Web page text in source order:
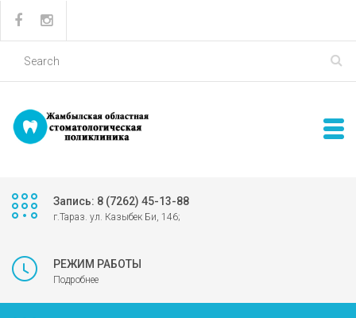
Запись: 8 (7262) 45-13-88
г.Тараз. ул. Казыбек Би, 146;
РЕЖИМ РАБОТЫ
Подробнее